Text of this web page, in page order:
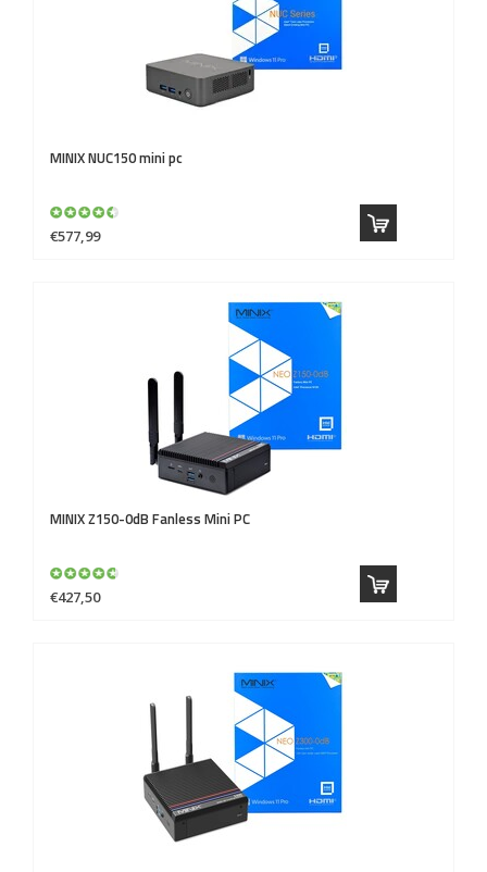
MINIXNUC150 mini pc
€577,99
MINIXZ150-0dB Fanless Mini PC
€427,50